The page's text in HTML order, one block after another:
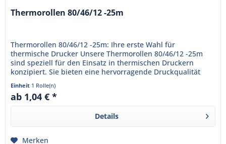
Thermorollen 80/46/12 -25m
Thermorollen 80/46/12 -25m: Ihre erste Wahl für
thermische Drucker Unsere Thermorollen 80/46/12 -25m
sind speziell für den Einsatz in thermischen Druckern
konzipiert. Sie bieten eine hervorragende Druckqualität
und gewährleisten...
Einheit 1 Rolle(n)
ab 1,04 € *
Details
Merken